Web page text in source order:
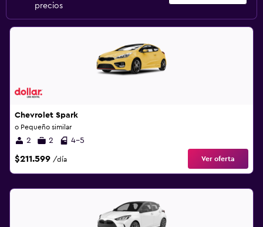
precios
Chevrolet Spark
o Pequeño similar
2 2 4-5
$211.599 /día Ver oferta